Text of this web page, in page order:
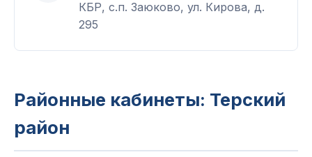
КБР, с.п. Заюково, ул. Кирова, д.
295
Районные кабинеты: Терский
район